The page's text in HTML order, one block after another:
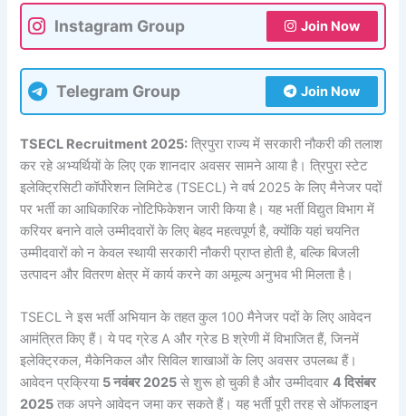
Instagram Group Join Now
Telegram Group Join Now
TSECL Recruitment 2025: त्रिपुरा राज्य में सरकारी नौकरी की तलाश
कर रहे अभ्यर्थियों के लिए एक शानदार अवसर सामने आया है। त्रिपुरा स्टेट
इलेक्ट्रिसिटी कॉर्पोरेशन लिमिटेड (TSECL) ने वर्ष 2025 के लिए मैनेजर पदों
पर भर्ती का आधिकारिक नोटिफिकेशन जारी किया है। यह भर्ती विद्युत विभाग में
करियर बनाने वाले उम्मीदवारों के लिए बेहद महत्वपूर्ण है, क्योंकि यहां चयनित
उम्मीदवारों को न केवल स्थायी सरकारी नौकरी प्राप्त होती है, बल्कि बिजली
उत्पादन और वितरण क्षेत्र में कार्य करने का अमूल्य अनुभव भी मिलता है।
TSECL ने इस भर्ती अभियान के तहत कुल 100 मैनेजर पदों के लिए आवेदन
आमंत्रित किए हैं। ये पद ग्रेड A और ग्रेड B श्रेणी में विभाजित हैं, जिनमें
इलेक्ट्रिकल, मैकेनिकल और सिविल शाखाओं के लिए अवसर उपलब्ध हैं।
आवेदन प्रक्रिया 5 नवंबर 2025 से शुरू हो चुकी है और उम्मीदवार4 दिसंबर
2025 तक अपने आवेदन जमा कर सकते हैं। यह भर्ती पूरी तरह से ऑफलाइन